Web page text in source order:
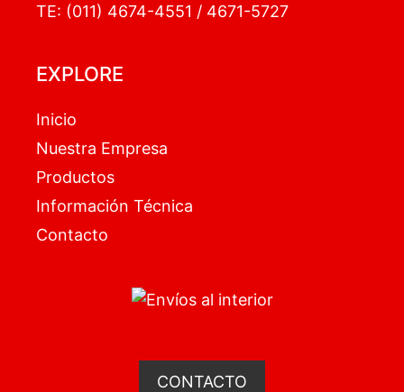
TE: (011) 4674-4551 / 4671-5727
EXPLORE
Inicio
Nuestra Empresa
Productos
Información Técnica
Contacto
CONTACTO